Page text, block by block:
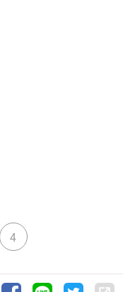
4